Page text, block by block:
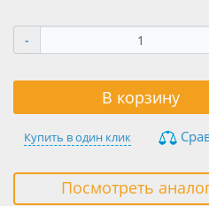
-
В корзину
Купить в один клик
Посмотреть